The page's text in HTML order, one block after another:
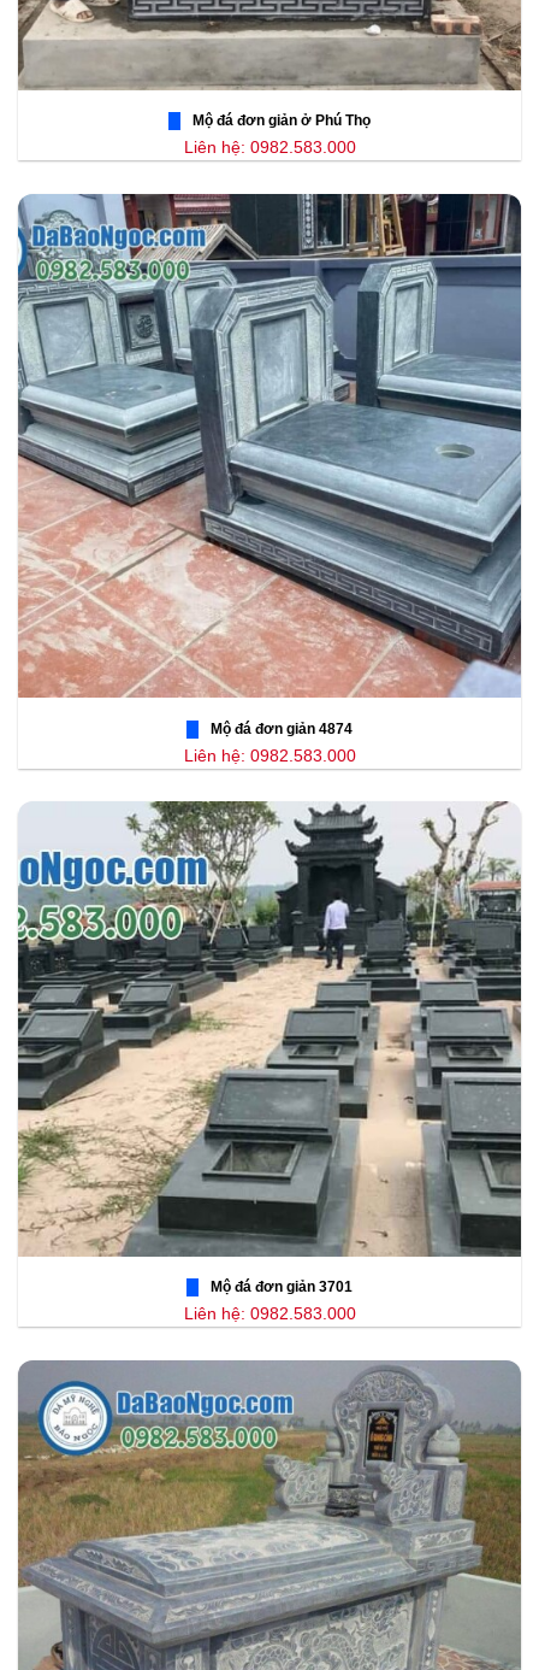
Mộ đá đơn giản ở Phú Thọ
Liên hệ: 0982.583.000
Mộ đá đơn giản 4874
Liên hệ: 0982.583.000
Mộ đá đơn giản 3701
Liên hệ: 0982.583.000